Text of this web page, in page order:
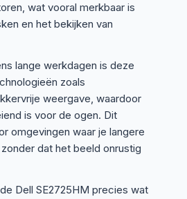
wat vooral merkbaar is
en het bekijken van
lange werkdagen is deze
zoals
weergave, waardoor
is voor de ogen. Dit
omgevingen waar je langere
dat het beeld onrustig
Dell SE2725HM precies wat